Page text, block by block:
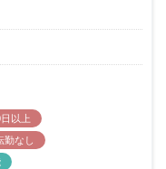
以上
勤なし